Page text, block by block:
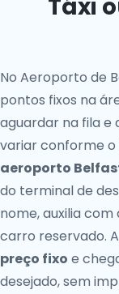
Táxi
No Aeroporto de
pontos fixos na
aguardar na fila e
variar conforme
aeroporto
do terminal de
nome, auxilia
carro reservado.
preço fixo e
desejado, sem